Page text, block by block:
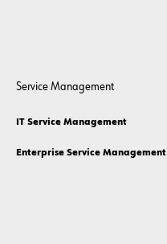
Service Management
IT Service Management
Enterprise Service Management